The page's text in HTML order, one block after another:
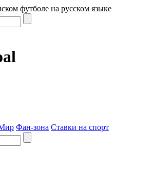
футболе на русском языке
Фан-зона Ставки на спорт